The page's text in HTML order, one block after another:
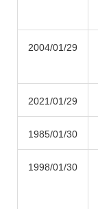
2004/01/29
2021/01/29
1985/01/30
1998/01/30